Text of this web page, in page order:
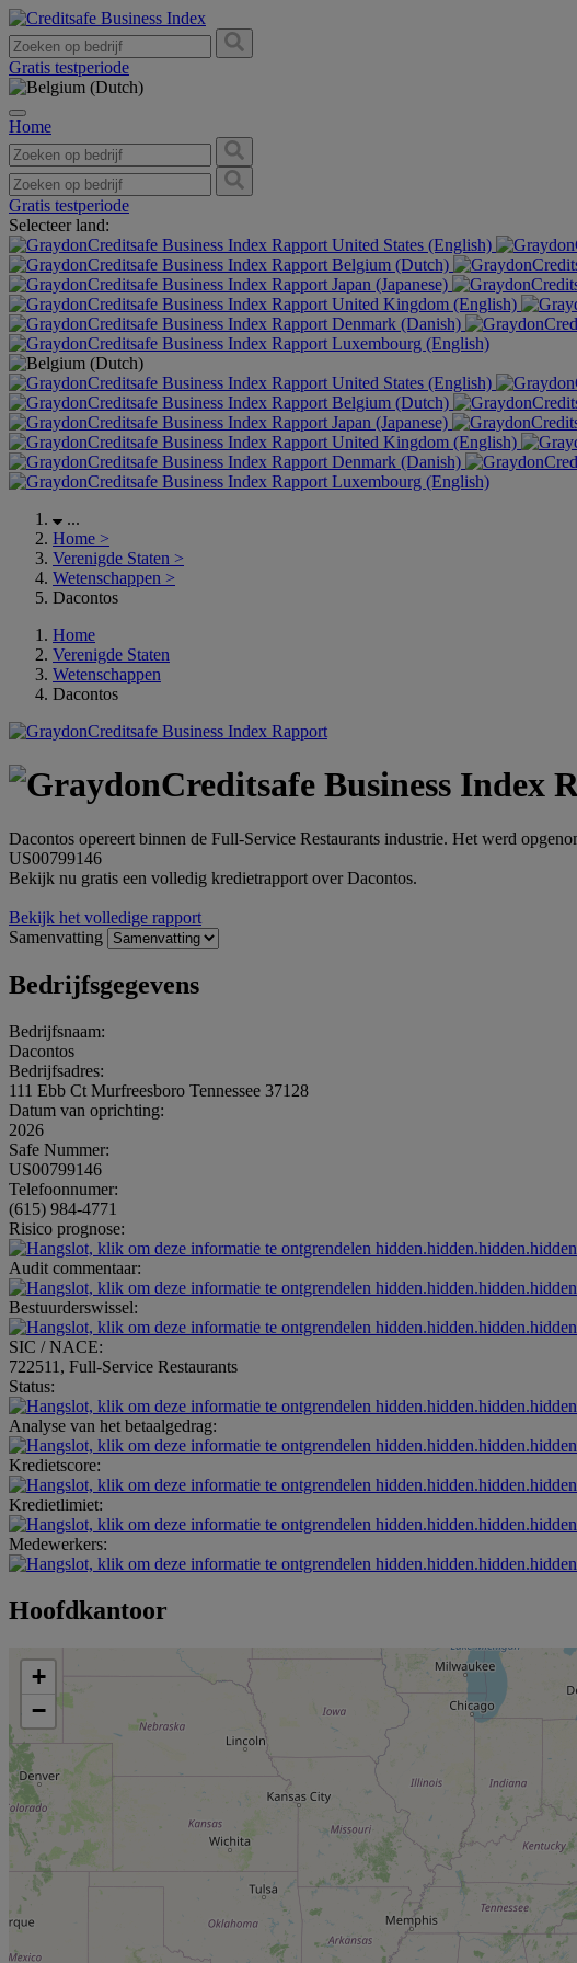
Gratis testperiode
Home
Gratis testperiode
Selecteer land:
United States (English)
Belgium (Dutch)
Japan (Japanese)
United Kingdom (English)
Denmark (Danish)
Luxembourg (English)
United States (English)
Belgium (Dutch)
Japan (Japanese)
United Kingdom (English)
Denmark (Danish)
Luxembourg (English)
...
Home >
Verenigde Staten >
Wetenschappen >
Dacontos
Home
Verenigde Staten
Wetenschappen
Dacontos
Dacontos opereert binnen de Full-Service Restaurants industrie. Het werd
US00799146
Bekijk nu gratis een volledig kredietrapport over Dacontos.
Bekijk het volledige rapport
Samenvatting
Bedrijfsgegevens
Bedrijfsnaam:
Dacontos
Bedrijfsadres:
111 Ebb Ct Murfreesboro Tennessee 37128
Datum van oprichting:
2026
Safe Nummer:
US00799146
Telefoonnumer:
(615) 984-4771
Risico prognose:
Audit commentaar:
Bestuurderswissel:
SIC / NACE:
722511, Full-Service Restaurants
Status:
Analyse van het betaalgedrag:
Kredietscore:
Kredietlimiet:
Medewerkers:
Hoofdkantoor
+
−